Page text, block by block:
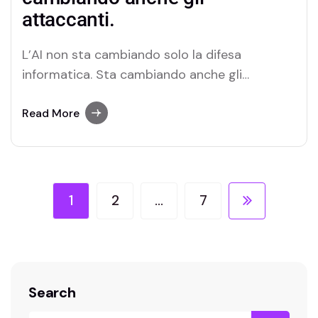
attaccanti.
L’AI non sta cambiando solo la difesa
informatica. Sta cambiando anche gli
che viene descritto come il primo caso di
il continuo intervento umano.…
Read More
1 2 … 7
Search